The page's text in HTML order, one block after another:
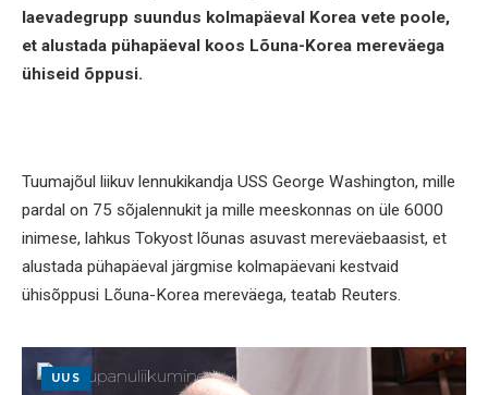
laevadegrupp suundus kolmapäeval Korea vete poole,
et alustada pühapäeval koos Lõuna-Korea mereväega
ühiseid õppusi.
Tuumajõul liikuv lennukikandja USS George Washington, mille
pardal on 75 sõjalennukit ja mille meeskonnas on üle 6000
inimese, lahkus Tokyost lõunas asuvast mereväebaasist, et
alustada pühapäeval järgmise kolmapäevani kestvaid
ühisõppusi Lõuna-Korea mereväega, teatab Reuters.
UUS